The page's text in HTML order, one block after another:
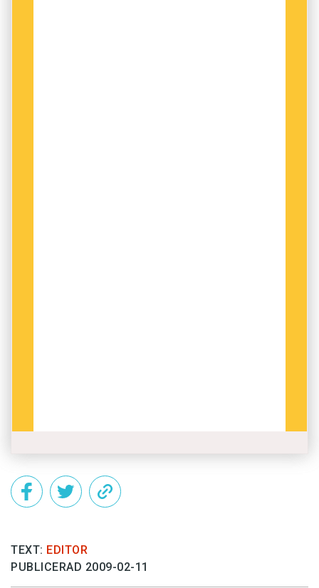
TEXT: EDITOR
PUBLICERAD 2009-02-11